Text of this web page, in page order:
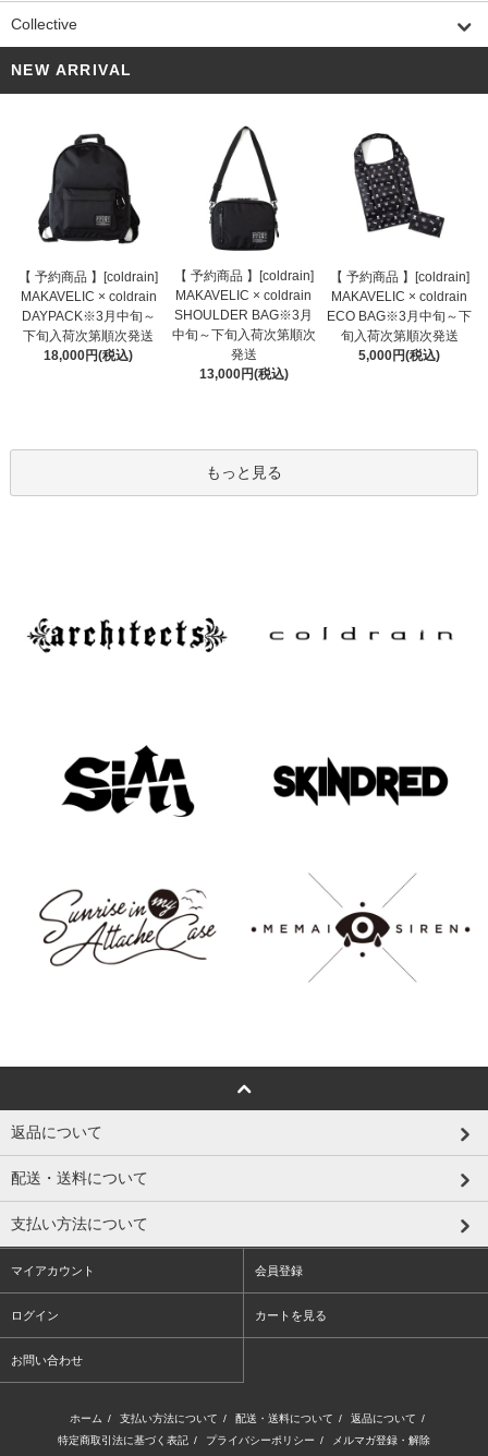
Collective
NEW ARRIVAL
【 予約商品 】[coldrain]
MAKAVELIC × coldrain
DAYPACK※3月中旬～
下旬入荷次第順次発送
18,000円(税込)
【 予約商品 】[coldrain]
MAKAVELIC × coldrain
SHOULDER BAG※3月
中旬～下旬入荷次第順次
発送
13,000円(税込)
【 予約商品 】[coldrain]
MAKAVELIC × coldrain
ECO BAG※3月中旬～下
旬入荷次第順次発送
5,000円(税込)
もっと見る
返品について
配送・送料について
支払い方法について
マイアカウント 会員登録
ログイン カートを見る
お問い合わせ
ホーム / 支払い方法について / 配送・送料について / 返品について /
特定商取引法に基づく表記 / プライバシーポリシー / メルマガ登録・解除